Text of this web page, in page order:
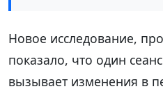
Новое исследование,
показало, что один
вызывает изменения в